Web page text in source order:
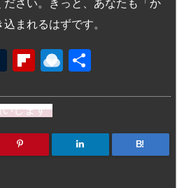
さい。きっと、あなたも「か
まれるはずです。
T
m
bl
r
Fl
b
o
ar
R
n
dr
o
します
B!